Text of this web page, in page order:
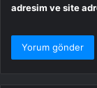
adresim ve site